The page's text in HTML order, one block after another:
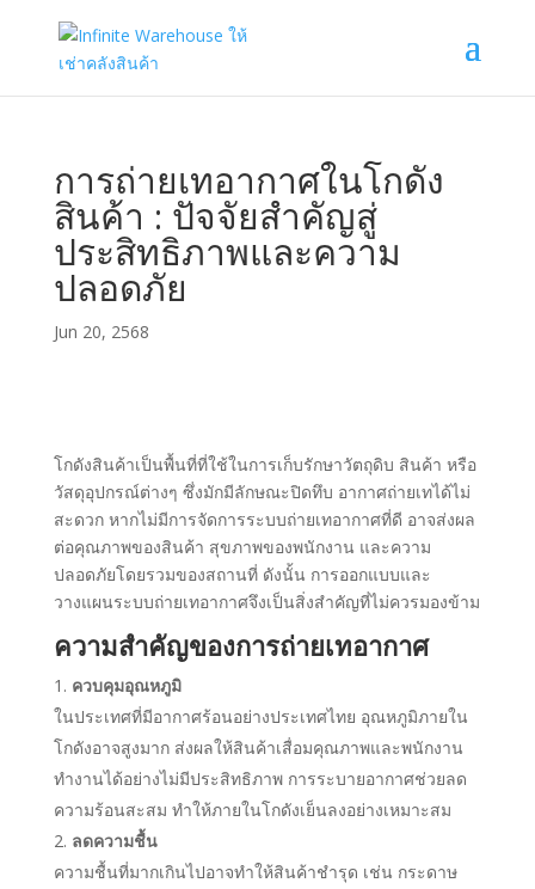
การถ่ายเทอากาศในโกดัง
สินค้า : ปัจจัยสำคัญสู่
ประสิทธิภาพและความ
ปลอดภัย
Jun 20, 2568
โกดังสินค้าเป็นพื้นที่ที่ใช้ในการเก็บรักษาวัตถุดิบ สินค้า หรือ
วัสดุอุปกรณ์ต่างๆ ซึ่งมักมีลักษณะปิดทึบ อากาศถ่ายเทได้ไม่
สะดวก หากไม่มีการจัดการระบบถ่ายเทอากาศที่ดี อาจส่งผล
ต่อคุณภาพของสินค้า สุขภาพของพนักงาน และความ
ปลอดภัยโดยรวมของสถานที่ ดังนั้น การออกแบบและ
วางแผนระบบถ่ายเทอากาศจึงเป็นสิ่งสำคัญที่ไม่ควรมองข้าม
ความสำคัญของการถ่ายเทอากาศ
ควบคุมอุณหภูมิ
ในประเทศที่มีอากาศร้อนอย่างประเทศไทย อุณหภูมิภายใน
โกดังอาจสูงมาก ส่งผลให้สินค้าเสื่อมคุณภาพและพนักงาน
ทำงานได้อย่างไม่มีประสิทธิภาพ การระบายอากาศช่วยลด
ความร้อนสะสม ทำให้ภายในโกดังเย็นลงอย่างเหมาะสม
ลดความชื้น
ความชื้นที่มากเกินไปอาจทำให้สินค้าชำรุด เช่น กระดาษ